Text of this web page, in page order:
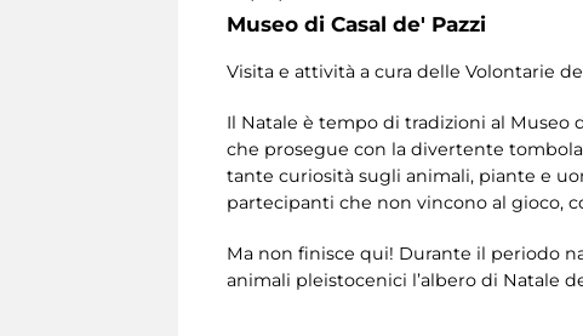
Museo di Casal de' Pazzi
Visita e attività a cura delle Volontarie
Il Natale è tempo di tradizioni al Museo
che prosegue con la divertente
tante curiosità sugli animali, piante e
partecipanti che non vincono al gioco,
Ma non finisce qui! Durante il periodo
animali pleistocenici l’albero di Natale